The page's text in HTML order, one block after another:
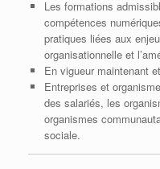
Les formations
compétences
pratiques liées aux
organisationnelle et
En vigueur maintenant
Entreprises et
des salariés, les
organismes
sociale.